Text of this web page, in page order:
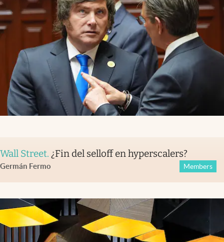
Wall Street. ¿Fin del selloff en hyperscalers?
Germán Fermo Members